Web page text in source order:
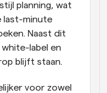
planning, wat
last-minute
Naast dit
white-label en
blijft staan.
voor zowel